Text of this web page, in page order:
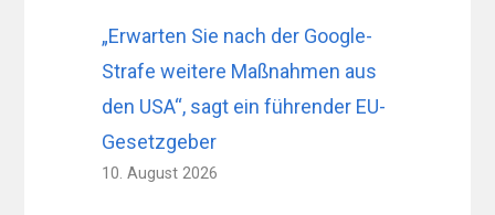
„Erwarten Sie nach der Google-
Strafe weitere Maßnahmen aus
den USA“, sagt ein führender EU-
Gesetzgeber
10. August 2026